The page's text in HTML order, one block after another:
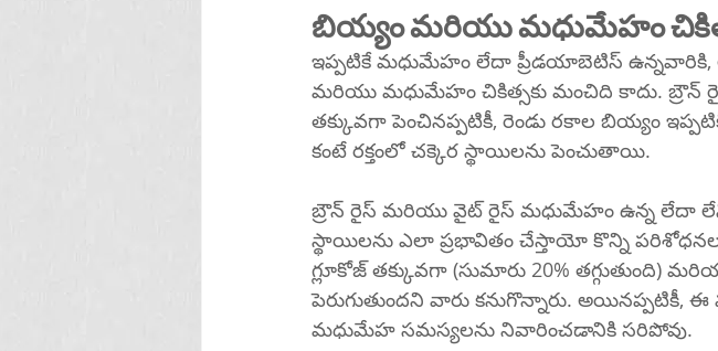
బియ్యం మరియు మధుమేహం
ఇప్పటికే మధుమేహం లేదా ప్రీడయాబెటిస్ ఉన్నవారికి,
మరియు మధుమేహం చికిత్సకు మంచిది కాదు. బ్రౌన్
తక్కువగా పెంచినప్పటికీ, రెండు రకాల బియ్యం
కంటే రక్తంలో చక్కెర స్థాయిలను పెంచుతాయి.
బ్రౌన్ రైస్ మరియు వైట్ రైస్ మధుమేహం ఉన్న లేదా లేని
స్థాయిలను ఎలా ప్రభావితం చేస్తాయో కొన్ని
గ్లూకోజ్ తక్కువగా (సుమారు 20% తగ్గుతుంది)
పెరుగుతుందని వారు కనుగొన్నారు.
మధుమేహ సమస్యలను నివారించడానికి సరిపోవు.